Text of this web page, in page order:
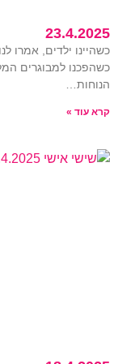
23.4.2025
כשהיינו ילדים, אמרו
כשהפכנו למבוגרים
הנוחות…
קרא עוד »